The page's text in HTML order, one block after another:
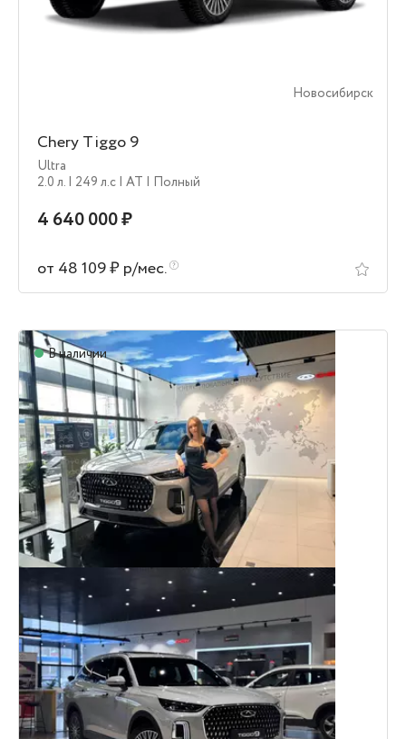
Новосибирск
Chery Tiggo 9
Ultra
2.0 л. | 249 л.c | AT | Полный
4 640 000 ₽
от 48 109 ₽ р/мес.
В наличии